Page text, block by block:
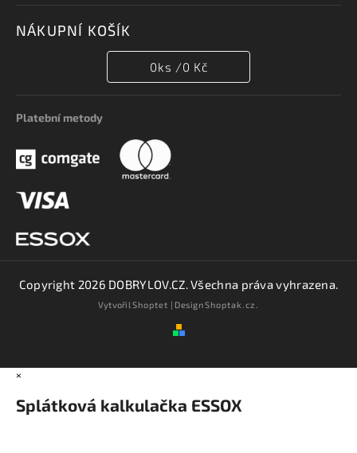
NÁKUPNÍ KOŠÍK
0ks /0 Kč
Platební metody
Copyright 2026 DOBRYLOV.CZ. Všechna práva vyhrazena.
VytvořilShoptet | DesignShoptak.cz.
×
Splátková kalkulačka ESSOX